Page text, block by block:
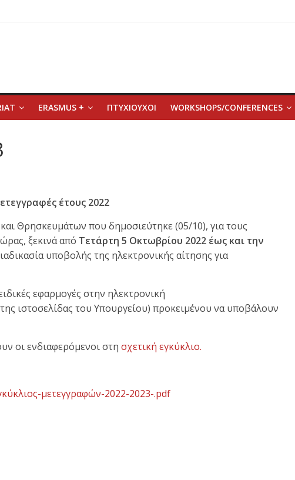
ERASMUS + ΠΤΥΧΙΟΥΧΟΙ WORKSHOPS/CONFERENCES
έτους 2022
Θρησκευμάτων που δημοσιεύτηκε (05/10), για τους
ξεκινά από Τετάρτη 5 Οκτωβρίου 2022 έως και την
υποβολής της ηλεκτρονικής αίτησης για
εφαρμογές στην ηλεκτρονική
ιστοσελίδας του Υπουργείου) προκειμένου να υποβάλουν
οι ενδιαφερόμενοι στη σχετική εγκύκλιο.
μετεγγραφών-2022-2023-.pdf